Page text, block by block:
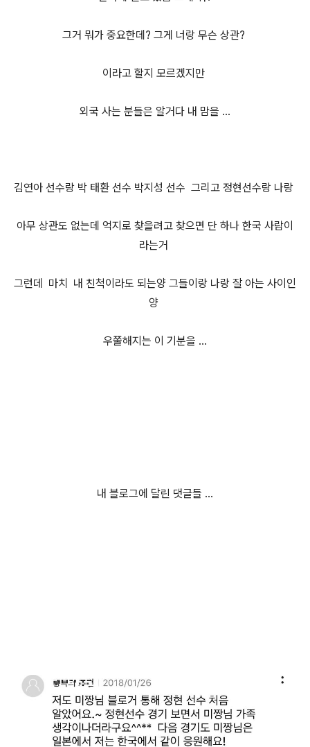
그거 뭐가 중요한데? 그게 너랑 무슨 상관?
이라고 할지 모르겠지만
외국 사는 분들은 알거다 내 맘을 ...
김연아 선수랑 박 태환 선수 박지성 선수 그리고 정현선수랑 나랑
아무 상관도 없는데 억지로 찾을려고 찾으면 단 하나 한국 사람이
라는거
그런데 마치 내 친척이라도 되는양 그들이랑 나랑 잘 아는 사이인
양
우쭐해지는 이 기분을 ...
내 블로그에 달린 댓글들 ...